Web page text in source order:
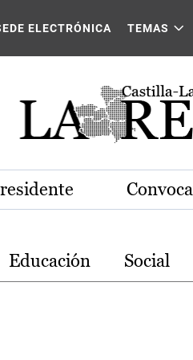
La Mancha
ELECTRÓNICA TEMAS
Educación Social